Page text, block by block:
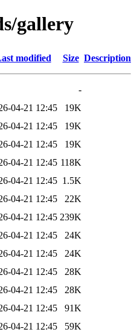
gallery
modified Size Description
-
04-21 12:45
19K
04-21 12:45
19K
04-21 12:45
19K
04-21 12:45 118K
04-21 12:45 1.5K
04-21 12:45
22K
04-21 12:45 239K
04-21 12:45
24K
04-21 12:45
24K
04-21 12:45
28K
04-21 12:45
28K
04-21 12:45
91K
04-21 12:45
59K